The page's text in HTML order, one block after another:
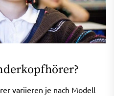
variieren je nach Modell